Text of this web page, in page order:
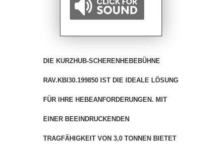
DIE KURZHUB-SCHERENHEBEBÜHNE
RAV.KBI30.199850 IST DIE IDEALE LÖSUNG
FÜR IHRE HEBEANFORDERUNGEN. MIT
EINER BEEINDRUCKENDEN
TRAGFÄHIGKEIT VON 3,0 TONNEN BIETET